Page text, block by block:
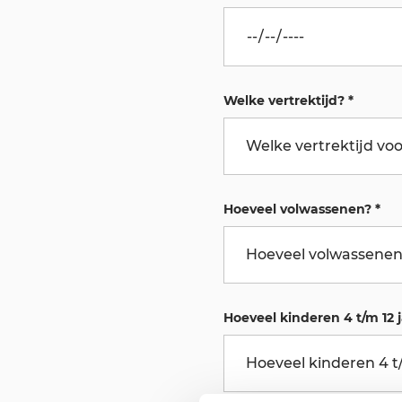
Welke vertrektijd?*
Hoeveel volwassenen?*
Hoeveel kinderen 4 t/m 12